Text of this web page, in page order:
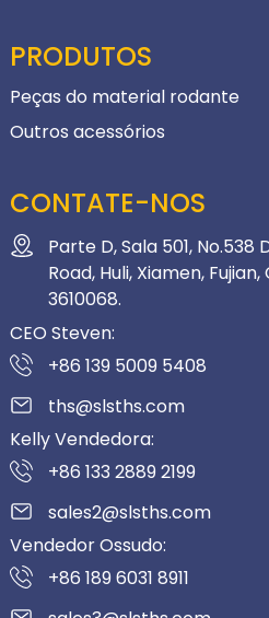
PRODUTOS
Peças do material rodante
Outros acessórios
CONTATE-NOS
Parte D, Sala 501, No.538
Road, Huli, Xiamen, Fujian,
3610068.
CEO Steven:
+86 139 5009 5408
ths@slsths.com
Kelly Vendedora:
+86 133 2889 2199
sales2@slsths.com
Vendedor Ossudo:
+86 189 6031 8911